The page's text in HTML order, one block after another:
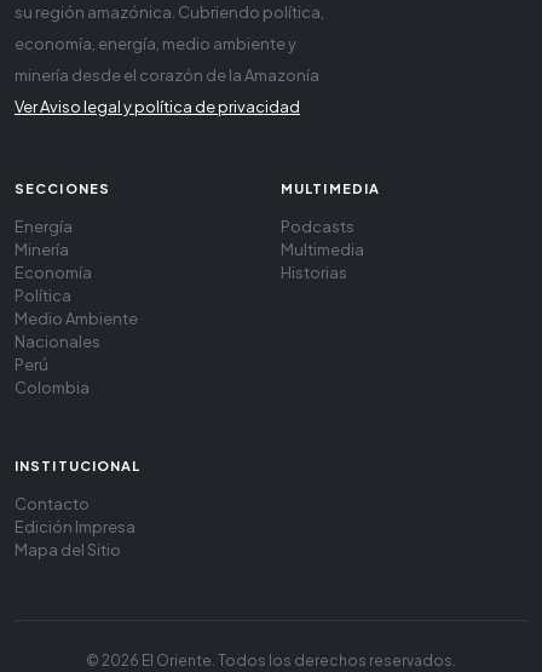
su región amazónica. Cubriendo política,
economía, energía, medio ambiente y
minería desde el corazón de la Amazonía
Ver Aviso legal y política de privacidad
SECCIONES
Energía
Minería
Economía
Política
Medio Ambiente
Nacionales
Perú
Colombia
MULTIMEDIA
Podcasts
Multimedia
Historias
INSTITUCIONAL
Contacto
Edición Impresa
Mapa del Sitio
© 2026 El Oriente. Todos los derechos reservados.